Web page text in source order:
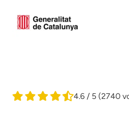
4.6 / 5 (2740